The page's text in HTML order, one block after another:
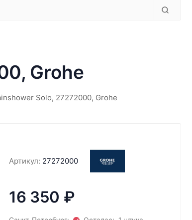
Grohe
Solo, 27272000, Grohe
Артикул: 27272000
16 350 ₽